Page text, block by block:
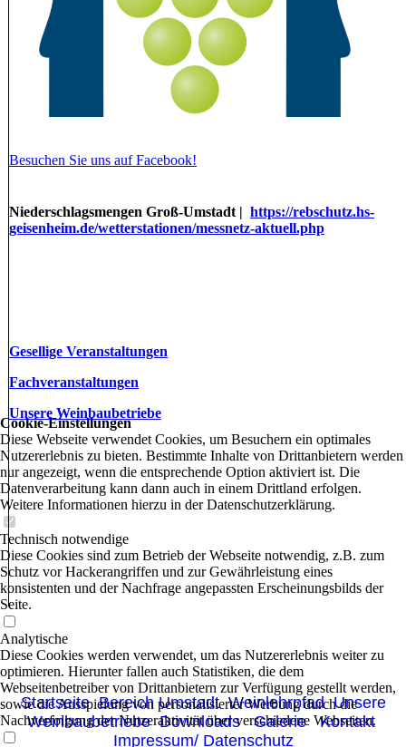
Besuchen Sie uns auf Facebook!
Niederschlagsmengen Groß-Umstadt | https://rebschutz.hs-
geisenheim.de/wetterstationen/messnetz-aktuell.php
Gesellige Veranstaltungen
Fachveranstaltungen
Unsere Weinbaubetriebe
Startseite Bereich Umstadt Weinlehrpfad Unsere
Weinbaubetriebe Downloads Galerie
Kontakt
Impressum/ Datenschutz
Cookie-Einstellungen
Diese Webseite verwendet Cookies, um Besuchern ein optimales
Nutzererlebnis zu bieten. Bestimmte Inhalte von Drittanbietern werden
nur angezeigt, wenn die entsprechende Option aktiviert ist. Die
Datenverarbeitung kann dann auch in einem Drittland erfolgen.
Weitere Informationen hierzu in der Datenschutzerklärung.
Technisch notwendige
Diese Cookies sind zum Betrieb der Webseite notwendig, z.B. zum
Schutz vor Hackerangriffen und zur Gewährleistung eines
konsistenten und der Nachfrage angepassten Erscheinungsbilds der
Seite.
Analytische
Diese Cookies werden verwendet, um das Nutzererlebnis weiter zu
optimieren. Hierunter fallen auch Statistiken, die dem
Webseitenbetreiber von Drittanbietern zur Verfügung gestellt werden,
sowie die Ausspielung von personalisierter Werbung durch die
Nachverfolgung der Nutzeraktivität über verschiedene Webseiten.